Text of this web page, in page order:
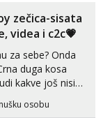
zečica-sisata
videa i c2c💗
za sebe? Onda
duga kosa
kakve još nisi
usne? O usnama
pune usne
osobu